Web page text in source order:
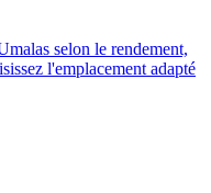
selon le rendement,
l'emplacement adapté